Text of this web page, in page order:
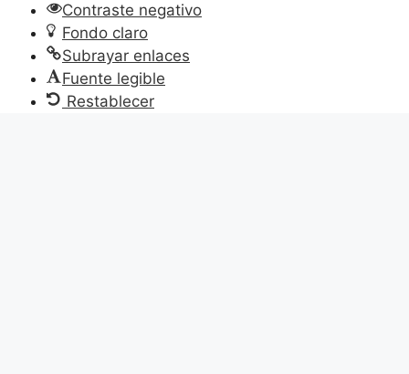
Contraste negativo
Fondo claro
Subrayar enlaces
Fuente legible
Restablecer